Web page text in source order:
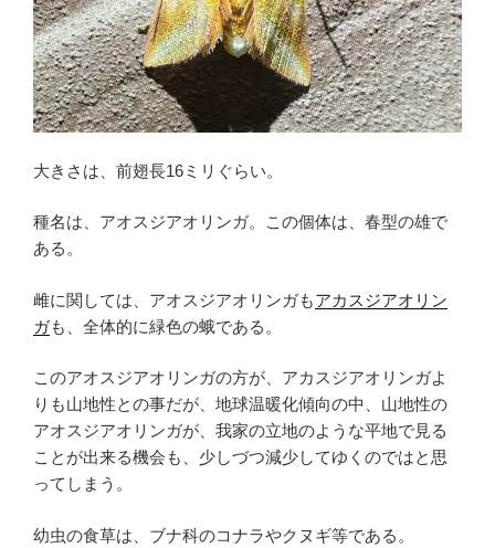
大きさは、前翅長16ミリぐらい。
種名は、アオスジアオリンガ。この個体は、春型の雄で
ある。
雌に関しては、アオスジアオリンガもアカスジアオリン
ガも、全体的に緑色の蛾である。
このアオスジアオリンガの方が、アカスジアオリンガよ
りも山地性との事だが、地球温暖化傾向の中、山地性の
アオスジアオリンガが、我家の立地のような平地で見る
ことが出来る機会も、少しづつ減少してゆくのではと思
ってしまう。
幼虫の食草は、ブナ科のコナラやクヌギ等である。